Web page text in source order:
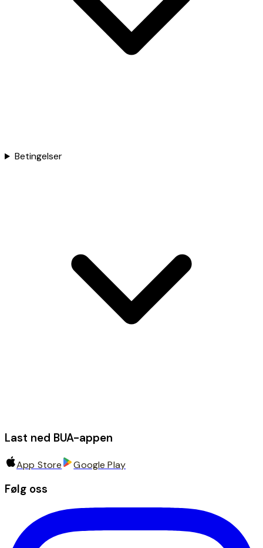
Betingelser
Last ned BUA-appen
App Store Google Play
Følg oss